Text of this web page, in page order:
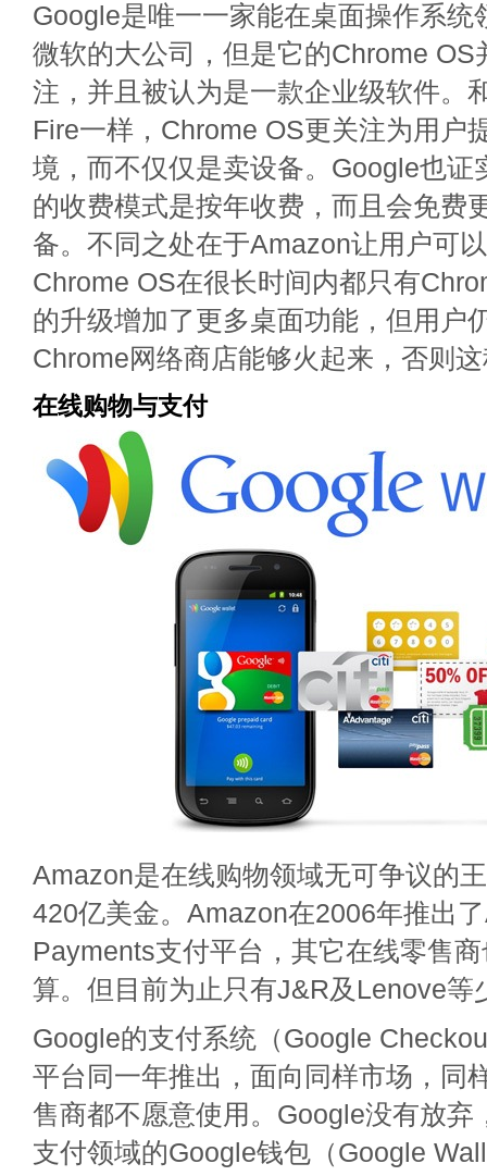
Google是唯一一家能在桌面操作系统
微软的大公司，但是它的Chrome OS
注，并且被认为是一款企业级软件。
Fire一样，Chrome OS更关注为用户
境，而不仅仅是卖设备。Google也证
的收费模式是按年收费，而且会免费
备。不同之处在于Amazon让用户可
Chrome OS在很长时间内都只有
的升级增加了更多桌面功能，但用户
Chrome网络商店能够火起来，否则
在线购物与支付
Amazon是在线购物领域无可争议的
420亿美金。Amazon在2006年推出
Payments支付平台，其它在线零售
算。但目前为止只有J&R及Lenove等
Google的支付系统（Google
平台同一年推出，面向同样市场，同
售商都不愿意使用。Google没有放弃
支付领域的Google钱包（Google